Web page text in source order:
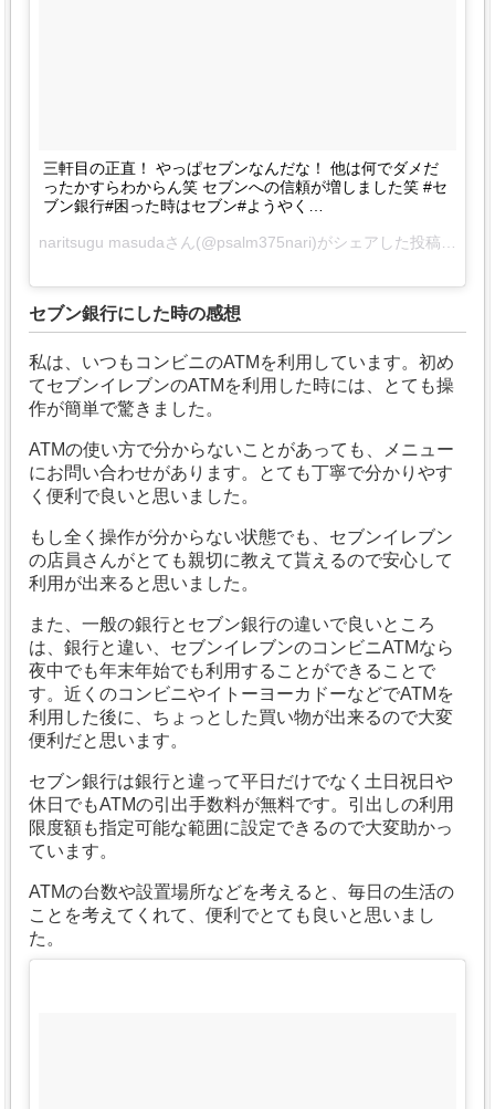
三軒目の正直！ やっぱセブンなんだな！ 他は何でダメだ
ったかすらわからん笑 セブンへの信頼が増しました笑 #セ
ブン銀行#困った時はセブン#ようやく…
naritsugu masudaさん(@psalm375nari)がシェアした投稿 –
セブン銀行にした時の感想
私は、いつもコンビニのATMを利用しています。初め
てセブンイレブンのATMを利用した時には、とても操
作が簡単で驚きました。
ATMの使い方で分からないことがあっても、メニュー
にお問い合わせがあります。とても丁寧で分かりやす
く便利で良いと思いました。
もし全く操作が分からない状態でも、セブンイレブン
の店員さんがとても親切に教えて貰えるので安心して
利用が出来ると思いました。
また、一般の銀行とセブン銀行の違いで良いところ
は、銀行と違い、セブンイレブンのコンビニATMなら
夜中でも年末年始でも利用することができることで
す。近くのコンビニやイトーヨーカドーなどでATMを
利用した後に、ちょっとした買い物が出来るので大変
便利だと思います。
セブン銀行は銀行と違って平日だけでなく土日祝日や
休日でもATMの引出手数料が無料です。引出しの利用
限度額も指定可能な範囲に設定できるので大変助かっ
ています。
ATMの台数や設置場所などを考えると、毎日の生活の
ことを考えてくれて、便利でとても良いと思いまし
た。